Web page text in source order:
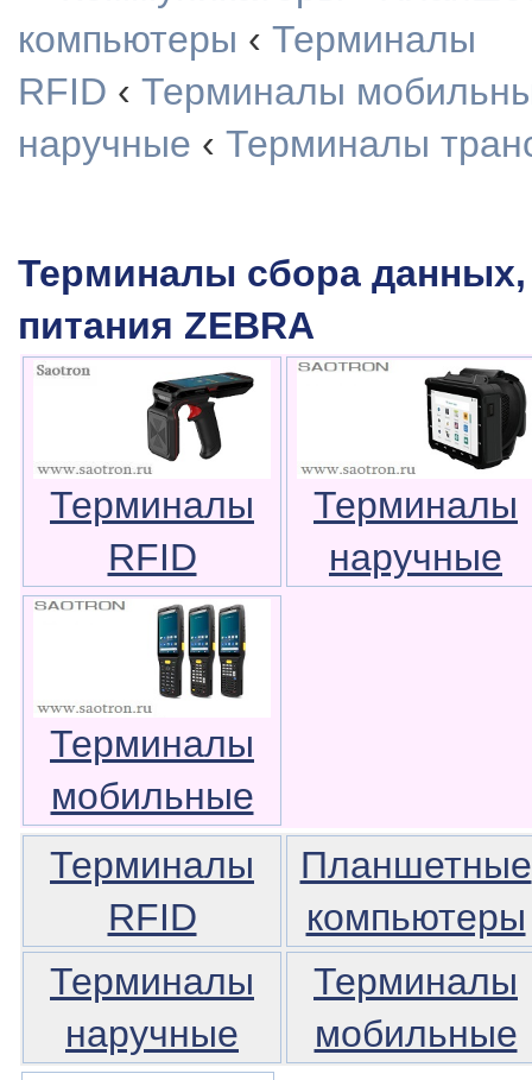
компьютеры ‹ Терминалы
RFID ‹ Терминалы
наручные ‹ Терминалы
Терминалы сбора данных,
питания ZEBRA
Терминалы
RFID
Терминалы
наручные
Терминалы
мобильные
Терминалы
RFID
Планшетные
компьютеры
Терминалы
наручные
Терминалы
мобильные